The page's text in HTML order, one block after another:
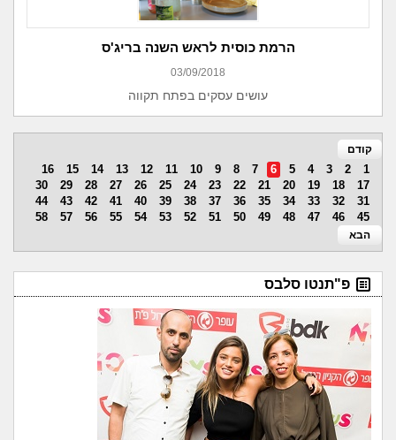
הרמת כוסית לראש השנה בריג'ס
03/09/2018
עושים עסקים בפתח תקווה
קודם
1
2
3
4
5
6
7
8
9
10
11
12
13
14
15
16
17
18
19
20
21
22
23
24
25
26
27
28
29
30
31
32
33
34
35
36
37
38
39
40
41
42
43
44
45
46
47
48
49
50
51
52
53
54
55
56
57
58
הבא
פ"תנטו סלבס